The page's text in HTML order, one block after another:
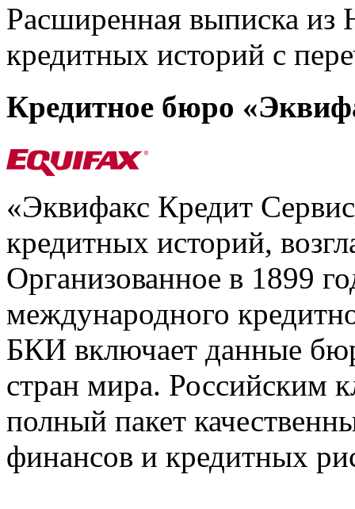
Расширенная выписка из
кредитных историй с
Кредитное бюро
«Эквифакс Кредит
кредитных историй,
Организованное в 1899
международного
БКИ включает данные
стран мира. Российским
полный пакет
финансов и кредитных